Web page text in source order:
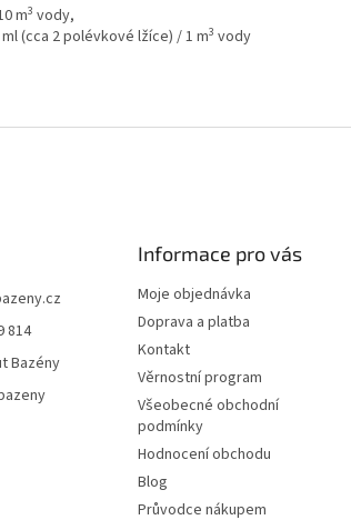
m3 vody,
(cca 2 polévkové lžíce) / 1 m3 vody
814
Bazény
Informace pro vás
Moje objednávka
Doprava a platba
Kontakt
Věrnostní program
Všeobecné obchodní
podmínky
Hodnocení obchodu
Blog
Průvodce nákupem